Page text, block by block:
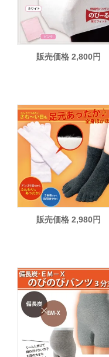
販売価格 2,800円
販売価格 2,980円